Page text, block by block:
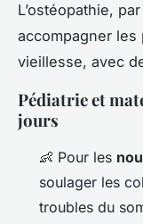
L’ostéopathie,
accompagner les
vieillesse, avec
Pédiatrie et
jours
👶 Pour les
soulager les
troubles du